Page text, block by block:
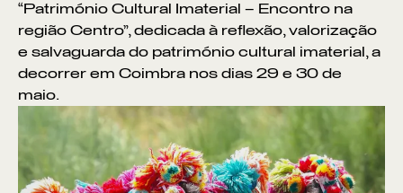
“Património Cultural Imaterial – Encontro na
região Centro”, dedicada à reflexão, valorização
e salvaguarda do património cultural imaterial, a
decorrer em Coimbra nos dias 29 e 30 de
maio.